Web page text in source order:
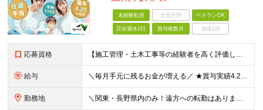
未経験歓迎 学歴不問 ベテランOK
完全週休2日 賞与複数月 面接1回
応募資格 【施工管理・土木工事等の経験者を高く評価します！】 ■高卒以上／普通自動車運転免許（AT限定可）をお持ちの方 ＜以下、いずれかに該当する方歓迎＞ ◎土木系学科を卒業された方 ◎1・2級土木／造園
給与 ＼毎月手元に残るお金が増える／ ★賞与実績4.25ヶ月分（年間120万円～140万円以上の支給実績あり） ★家賃・駐車場代の最大8割を会社が負担！家計の支出を大幅にカット ★残業代は1分単位（合計1時
勤務地 ＼関東・長野県内のみ！遠方への転勤はありません／ ★全事業所がIC近く！マイカーで快適に通勤可能です ★引越し費用や単身赴任時の家賃・家具家電の賃料も全額負担します ◎京浜事業所 神奈川県横浜市都筑